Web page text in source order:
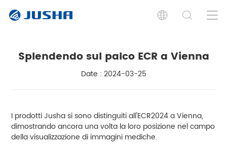
Splendendo sul palco ECR a Vienna
Date : 2024-03-25
I prodotti Jusha si sono distinguiti all'ECR2024 a Vienna,
dimostrando ancora una volta la loro posizione nel campo
della visualizzazione di immagini mediche.